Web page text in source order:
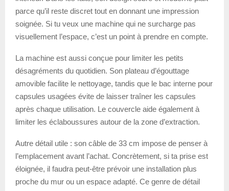
parce qu’il reste discret tout en donnant une impression
soignée. Si tu veux une machine qui ne surcharge pas
visuellement l’espace, c’est un point à prendre en compte.
La machine est aussi conçue pour limiter les petits
désagréments du quotidien. Son plateau d’égouttage
amovible facilite le nettoyage, tandis que le bac interne pour
capsules usagées évite de laisser traîner les capsules
après chaque utilisation. Le couvercle aide également à
limiter les éclaboussures autour de la zone d’extraction.
Autre détail utile : son câble de 33 cm impose de penser à
l’emplacement avant l’achat. Concrètement, si ta prise est
éloignée, il faudra peut-être prévoir une installation plus
proche du mur ou un espace adapté. Ce genre de détail